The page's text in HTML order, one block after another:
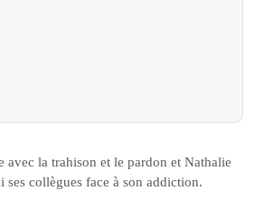
avec la trahison et le pardon et Nathalie
ses collègues face à son addiction.